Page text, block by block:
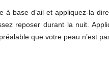
à base d’ail et appliquez-la
reposer durant la nuit.
que votre peau n’est